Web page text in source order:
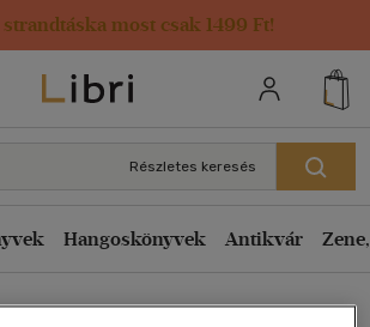
most csak 1499 Ft!
Kártya adatai
Részletes keresés
Hangoskönyvek Antikvár
csökkenő
szerint csökkenő